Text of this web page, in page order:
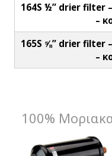
164S ½” drier filter
–
165S ⅝” drier filter
–
100%